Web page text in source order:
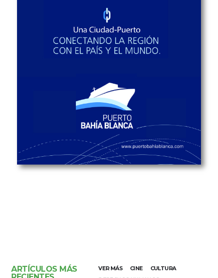
ARTÍCULOS MÁS
VER MÁS CINE
CULTURA